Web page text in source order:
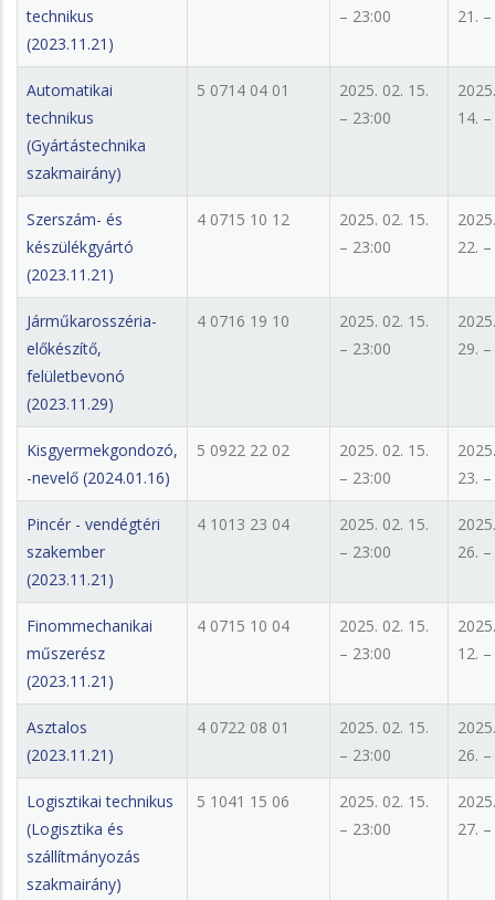
technikus
(2023.11.21)
– 23:00
21.
Automatikai
technikus
(Gyártástechnika
szakmairány)
5 0714 04 01
2025. 02. 15.
– 23:00
14.
Szerszám- és
készülékgyártó
(2023.11.21)
4 0715 10 12
2025. 02. 15.
– 23:00
22.
Járműkarosszéria-
előkészítő,
felületbevonó
(2023.11.29)
4 0716 19 10
2025. 02. 15.
– 23:00
29.
Kisgyermekgondozó,
-nevelő (2024.01.16)
5 0922 22 02
2025. 02. 15.
– 23:00
23.
Pincér - vendégtéri
szakember
(2023.11.21)
4 1013 23 04
2025. 02. 15.
– 23:00
26.
Finommechanikai
műszerész
(2023.11.21)
4 0715 10 04
2025. 02. 15.
– 23:00
12.
Asztalos
(2023.11.21)
4 0722 08 01
2025. 02. 15.
– 23:00
26.
Logisztikai technikus
(Logisztika és
szállítmányozás
szakmairány)
5 1041 15 06
2025. 02. 15.
– 23:00
27.